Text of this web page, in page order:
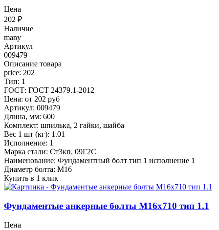
Цена
202 ₽
Наличие
many
Артикул
009479
Описание товара
price: 202
Тип: 1
ГОСТ: ГОСТ 24379.1-2012
Цена: от 202 руб
Артикул: 009479
Длина, мм: 600
Комплект: шпилька, 2 гайки, шайба
Вес 1 шт (кг): 1.01
Исполнение: 1
Марка стали: Ст3кп, 09Г2С
Наименование: Фундаментный болт тип 1 исполнение 1
Диаметр болта: М16
Купить в 1 клик
Фундаментые анкерные болты М16x710 тип 1.1
Цена